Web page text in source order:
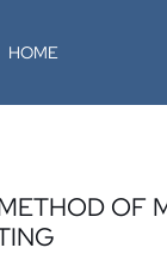
HOME
OF